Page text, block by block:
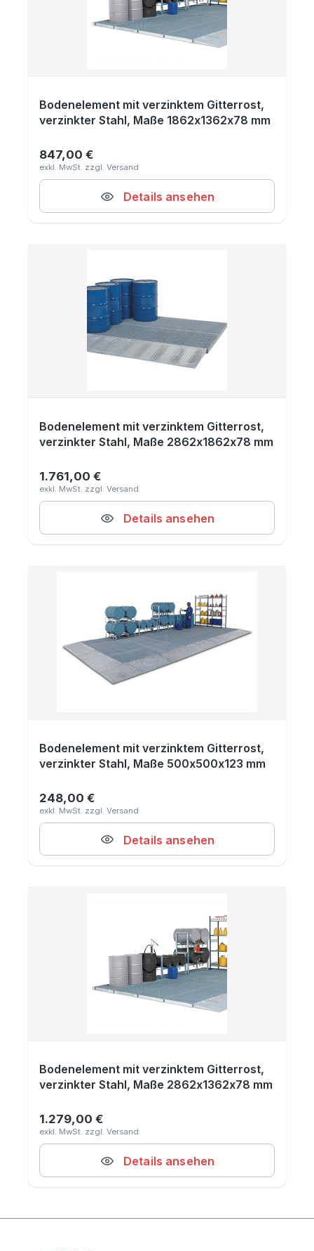
Bodenelement mit verzinktem Gitterrost,
verzinkter Stahl, Maße 1862x1362x78 mm
Regulärer Preis:
847,00 €
Details ansehen
Bodenelement mit verzinktem Gitterrost,
verzinkter Stahl, Maße 2862x1862x78 mm
Regulärer Preis:
1.761,00 €
Details ansehen
Bodenelement mit verzinktem Gitterrost,
verzinkter Stahl, Maße 500x500x123 mm
Regulärer Preis:
248,00 €
Details ansehen
Bodenelement mit verzinktem Gitterrost,
verzinkter Stahl, Maße 2862x1362x78 mm
Regulärer Preis:
1.279,00 €
Details ansehen